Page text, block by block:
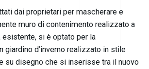
dai proprietari per mascherare e
muro di contenimento realizzato a
esistente, si è optato per la
giardino d’inverno realizzato in stile
su disegno che si inserisse tra il nuovo